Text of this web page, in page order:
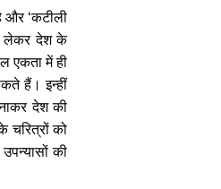
और ‘कटीली
लेकर देश के
एकता में ही
हैं। इन्हीं
देश की
चरित्रों को
की